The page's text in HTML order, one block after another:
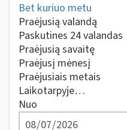
Bet kuriuo metu
Praėjusią valandą
Paskutines 24 valandas
Praėjusią savaitę
Praėjusį mėnesį
Praėjusiais metais
Laikotarpyje…
Nuo